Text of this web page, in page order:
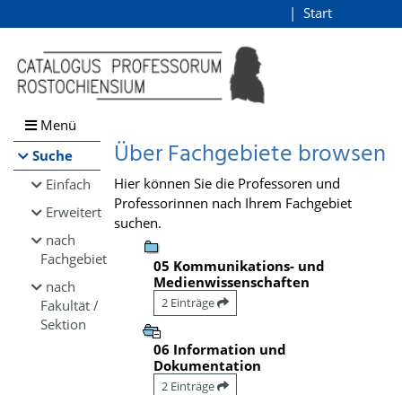
Browsen
direkt zum Inhalt
Start
Menü
Suche
Einfach
Erweitert
nach
Fachgebiet
nach
Fakultät /
Sektion
Über Fachgebiete browsen
Hier können Sie die Professoren und
Professorinnen nach Ihrem Fachgebiet
suchen.
05 Kommunikations- und
Medienwissenschaften
2 Einträge
06 Information und
Dokumentation
2 Einträge